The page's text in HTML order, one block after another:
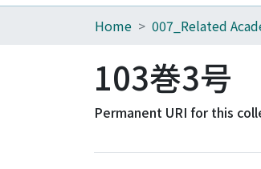
Home
103巻3号
Permanent URI for this